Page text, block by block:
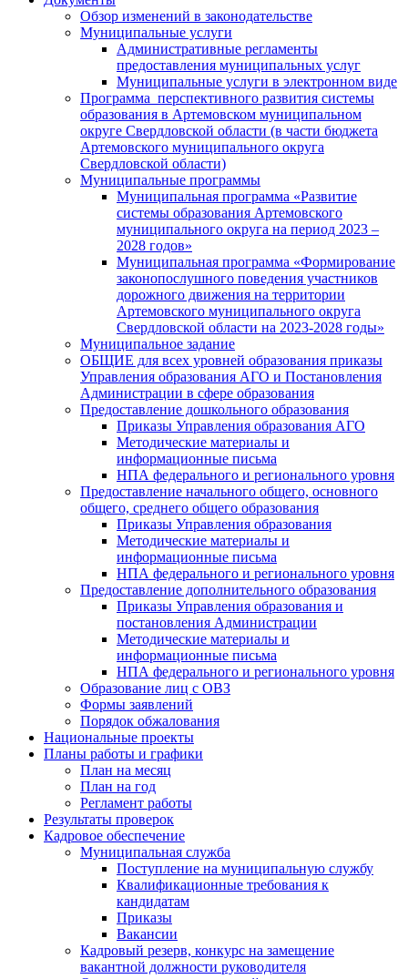
Обзор изменений в законодательстве
Муниципальные услуги
Административные регламенты
предоставления муниципальных услуг
Муниципальные услуги в электронном виде
Программа перспективного развития системы
образования в Артемовском муниципальном
округе Свердловской области (в части бюджета
Артемовского муниципального округа
Свердловской области)
Муниципальные программы
Муниципальная программа «Развитие
системы образования Артемовского
муниципального округа на период 2023 –
2028 годов»
Муниципальная программа «Формирование
законопослушного поведения участников
дорожного движения на территории
Артемовского муниципального округа
Свердловской области на 2023-2028 годы»
Муниципальное задание
ОБЩИЕ для всех уровней образования приказы
Управления образования АГО и Постановления
Администрации в сфере образования
Предоставление дошкольного образования
Приказы Управления образования АГО
Методические материалы и
информационные письма
НПА федерального и регионального уровня
Предоставление начального общего, основного
общего, среднего общего образования
Приказы Управления образования
Методические материалы и
информационные письма
НПА федерального и регионального уровня
Предоставление дополнительного образования
Приказы Управления образования и
постановления Администрации
Методические материалы и
информационные письма
НПА федерального и регионального уровня
Образование лиц с ОВЗ
Формы заявлений
Порядок обжалования
Национальные проекты
Планы работы и графики
План на месяц
План на год
Регламент работы
Результаты проверок
Кадровое обеспечение
Муниципальная служба
Поступление на муниципальную службу
Квалификационные требования к
кандидатам
Приказы
Вакансии
Кадровый резерв, конкурс на замещение
вакантной должности руководителя